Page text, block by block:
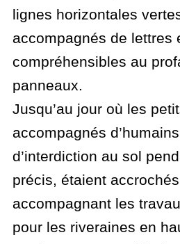
lignes horizontales
accompagnés de lettres
compréhensibles au
panneaux.
Jusqu’au jour où les
accompagnés
d’interdiction au sol
précis, étaient
accompagnant les
pour les riveraines en